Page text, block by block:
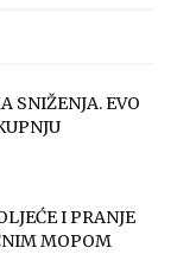
SNIŽENJA. EVO
I PRANJE
MOPOM